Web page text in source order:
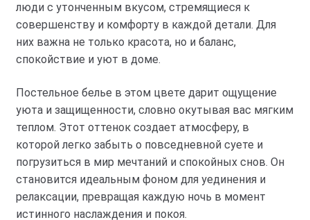
люди с утонченным вкусом, стремящиеся к
совершенству и комфорту в каждой детали. Для
них важна не только красота, но и баланс,
спокойствие и уют в доме.
Постельное белье в этом цвете дарит ощущение
уюта и защищенности, словно окутывая вас мягким
теплом. Этот оттенок создает атмосферу, в
которой легко забыть о повседневной суете и
погрузиться в мир мечтаний и спокойных снов. Он
становится идеальным фоном для уединения и
релаксации, превращая каждую ночь в момент
истинного наслаждения и покоя.